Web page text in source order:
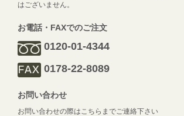
はございません。
お電話・FAXでのご注文
0120-01-4344
0178-22-8089
お問い合わせ
お問い合わせの際はこちらまでご連絡下さい